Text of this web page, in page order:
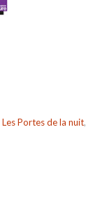
Les Portes de la nuit,